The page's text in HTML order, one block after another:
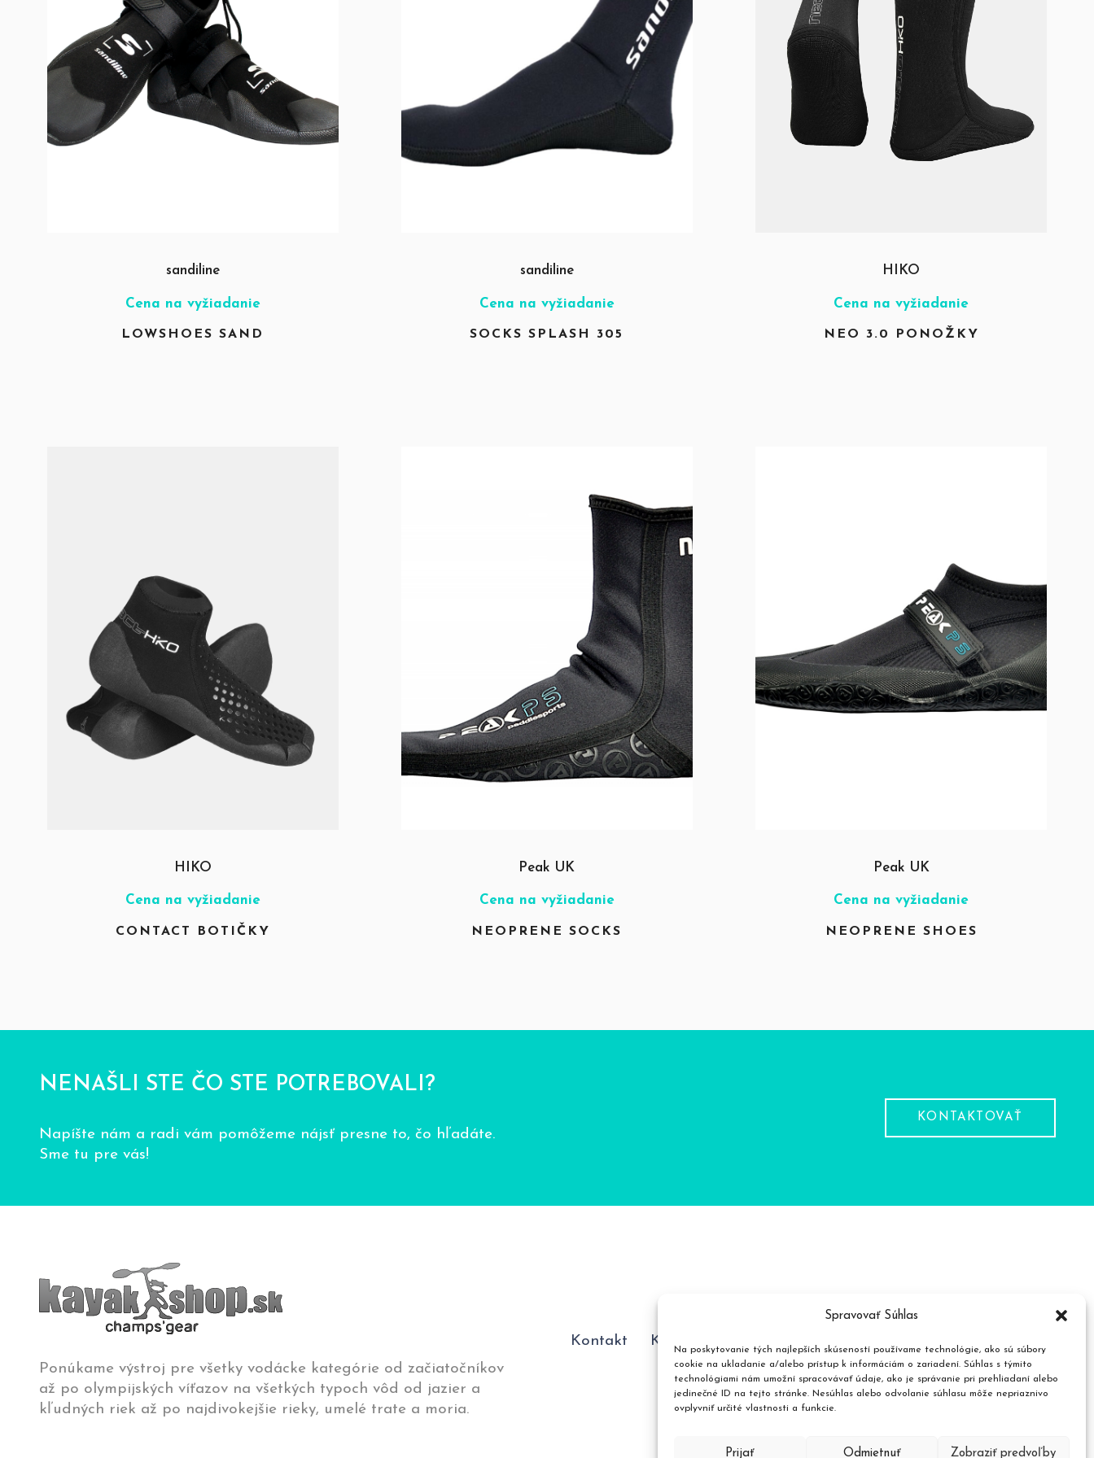
Spravovať Súhlas
Na poskytovanie tých najlepších skúseností používame technológie, ako sú súbory
cookie na ukladanie a/alebo prístup k informáciám o zariadení. Súhlas s týmito
technológiami nám umožní spracovávať údaje, ako je správanie pri prehliadaní alebo
jedinečné ID na tejto stránke. Nesúhlas alebo odvolanie súhlasu môže nepriaznivo
ovplyvniť určité vlastnosti a funkcie.
Prijať Odmietnuť Zobraziť predvoľby
sandiline
Cena na vyžiadanie
LOWSHOES SAND
sandiline
Cena na vyžiadanie
SOCKS SPLASH 305
HIKO
Cena na vyžiadanie
NEO 3.0 PONOŽKY
HIKO
Cena na vyžiadanie
CONTACT BOTIČKY
Peak UK
Cena na vyžiadanie
NEOPRENE SOCKS
Peak UK
Cena na vyžiadanie
NEOPRENE SHOES
NENAŠLI STE ČO STE POTREBOVALI?
Napíšte nám a radi vám pomôžeme nájsť presne to, čo hľadáte.
Sme tu pre vás!
KONTAKTOVAŤ
Ponúkame výstroj pre všetky vodácke kategórie od začiatočníkov
až po olympijských víťazov na všetkých typoch vôd od jazier a
kľudných riek až po najdivokejšie rieky, umelé trate a moria.
Kontakt Katalóg produktov